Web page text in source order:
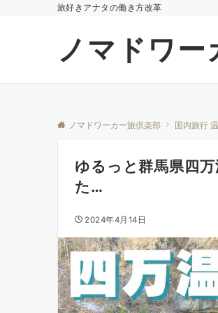
旅好きアナタの働き方改革
ノマドワー
ノマドワーカー旅倶楽部 国内旅行
ゆるっと群馬県四
た…
2024年4月14日